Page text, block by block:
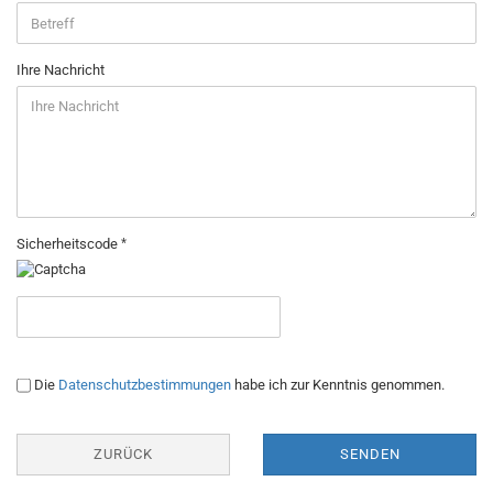
Ihre Nachricht
Sicherheitscode
Die Datenschutzbestimmungen habe ich zur Kenntnis genommen.
ZURÜCK SENDEN